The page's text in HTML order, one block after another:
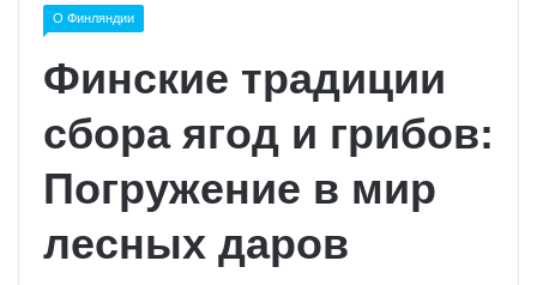
О Финляндии
Финские традиции
сбора ягод и грибов:
Погружение в мир
лесных даров